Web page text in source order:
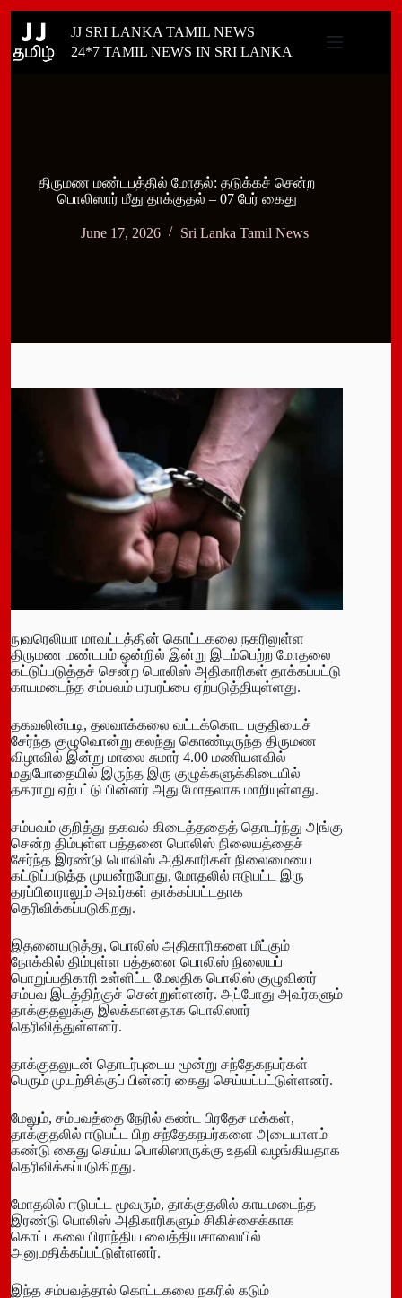
content
JJ SRI LANKA TAMIL NEWS
24*7 TAMIL NEWS IN SRI LANKA
திருமண மண்டபத்தில் மோதல்: தடுக்கச் சென்ற
பொலிஸார் மீது தாக்குதல் – 07 பேர் கைது
June 17, 2026 Sri Lanka Tamil News
நுவரெலியா மாவட்டத்தின் கொட்டகலை நகரிலுள்ள
திருமண மண்டபம் ஒன்றில் இன்று இடம்பெற்ற மோதலை
கட்டுப்படுத்தச் சென்ற பொலிஸ் அதிகாரிகள் தாக்கப்பட்டு
காயமடைந்த சம்பவம் பரபரப்பை ஏற்படுத்தியுள்ளது.
தகவலின்படி, தலவாக்கலை வட்டக்கொட பகுதியைச்
சேர்ந்த குழுவொன்று கலந்து கொண்டிருந்த திருமண
விழாவில் இன்று மாலை சுமார் 4.00 மணியளவில்
மதுபோதையில் இருந்த இரு குழுக்களுக்கிடையில்
தகராறு ஏற்பட்டு பின்னர் அது மோதலாக மாறியுள்ளது.
சம்பவம் குறித்து தகவல் கிடைத்ததைத் தொடர்ந்து அங்கு
சென்ற திம்புள்ள பத்தனை பொலிஸ் நிலையத்தைச்
சேர்ந்த இரண்டு பொலிஸ் அதிகாரிகள் நிலைமையை
கட்டுப்படுத்த முயன்றபோது, மோதலில் ஈடுபட்ட இரு
தரப்பினராலும் அவர்கள் தாக்கப்பட்டதாக
தெரிவிக்கப்படுகிறது.
இதனையடுத்து, பொலிஸ் அதிகாரிகளை மீட்கும்
நோக்கில் திம்புள்ள பத்தனை பொலிஸ் நிலையப்
பொறுப்பதிகாரி உள்ளிட்ட மேலதிக பொலிஸ் குழுவினர்
சம்பவ இடத்திற்குச் சென்றுள்ளனர். அப்போது அவர்களும்
தாக்குதலுக்கு இலக்கானதாக பொலிஸார்
தெரிவித்துள்ளனர்.
தாக்குதலுடன் தொடர்புடைய மூன்று சந்தேகநபர்கள்
பெரும் முயற்சிக்குப் பின்னர் கைது செய்யப்பட்டுள்ளனர்.
மேலும், சம்பவத்தை நேரில் கண்ட பிரதேச மக்கள்,
தாக்குதலில் ஈடுபட்ட பிற சந்தேகநபர்களை அடையாளம்
கண்டு கைது செய்ய பொலிஸாருக்கு உதவி வழங்கியதாக
தெரிவிக்கப்படுகிறது.
மோதலில் ஈடுபட்ட மூவரும், தாக்குதலில் காயமடைந்த
இரண்டு பொலிஸ் அதிகாரிகளும் சிகிச்சைக்காக
கொட்டகலை பிராந்திய வைத்தியசாலையில்
அனுமதிக்கப்பட்டுள்ளனர்.
இந்த சம்பவத்தால் கொட்டகலை நகரில் கடும்